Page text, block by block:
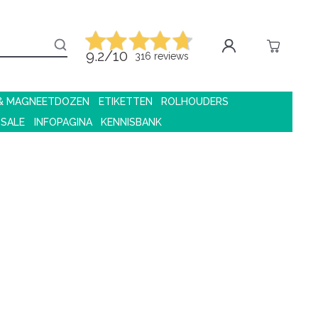
9.2/10 316 reviews
MAGNEETDOZEN ETIKETTEN
ROLHOUDERS
INFOPAGINA KENNISBANK